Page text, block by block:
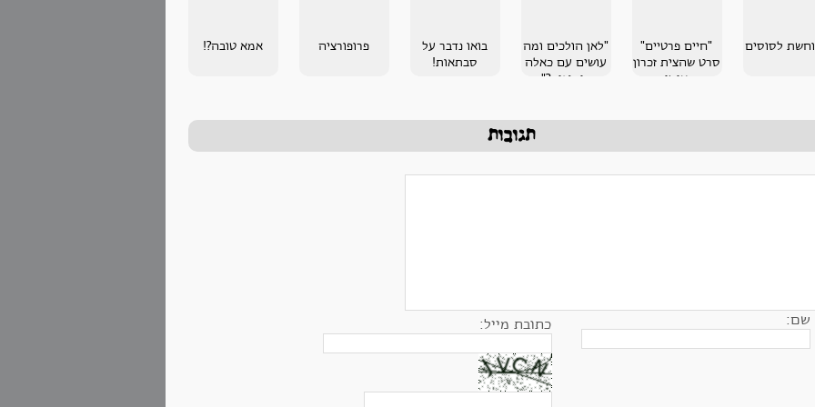
לסוסים
"חיים פרטיים"
סרט שהצית זכרון
אישי
"לאן הולכים ומה
עושים עם כאלה
כיסופים?"
בואו נדבר על
סבתאות!
פרופורציה אמא טובה?!
תגובות
שם: כתובת מייל: